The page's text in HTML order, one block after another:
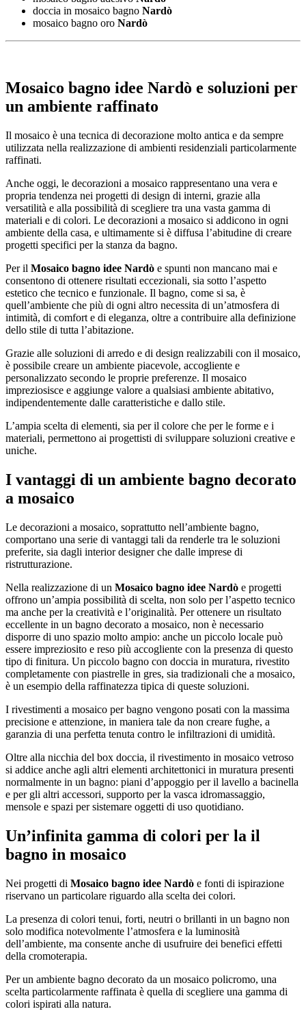
doccia in mosaico bagno Nardò
mosaico bagno oro Nardò
Mosaico bagno idee Nardò e soluzioni per
un ambiente raffinato
Il mosaico è una tecnica di decorazione molto antica e da sempre
utilizzata nella realizzazione di ambienti residenziali particolarmente
raffinati.
Anche oggi, le decorazioni a mosaico rappresentano una vera e
propria tendenza nei progetti di design di interni, grazie alla
versatilità e alla possibilità di scegliere tra una vasta gamma di
materiali e di colori. Le decorazioni a mosaico si addicono in ogni
ambiente della casa, e ultimamente si è diffusa l’abitudine di creare
progetti specifici per la stanza da bagno.
Per il Mosaico bagno idee Nardò e spunti non mancano mai e
consentono di ottenere risultati eccezionali, sia sotto l’aspetto
estetico che tecnico e funzionale. Il bagno, come si sa, è
quell’ambiente che più di ogni altro necessita di un’atmosfera di
intimità, di comfort e di eleganza, oltre a contribuire alla definizione
dello stile di tutta l’abitazione.
Grazie alle soluzioni di arredo e di design realizzabili con il mosaico,
è possibile creare un ambiente piacevole, accogliente e
personalizzato secondo le proprie preferenze. Il mosaico
impreziosisce e aggiunge valore a qualsiasi ambiente abitativo,
indipendentemente dalle caratteristiche e dallo stile.
L’ampia scelta di elementi, sia per il colore che per le forme e i
materiali, permettono ai progettisti di sviluppare soluzioni creative e
uniche.
I vantaggi di un ambiente bagno decorato
a mosaico
Le decorazioni a mosaico, soprattutto nell’ambiente bagno,
comportano una serie di vantaggi tali da renderle tra le soluzioni
preferite, sia dagli interior designer che dalle imprese di
ristrutturazione.
Nella realizzazione di un Mosaico bagno idee Nardò e progetti
offrono un’ampia possibilità di scelta, non solo per l’aspetto tecnico
ma anche per la creatività e l’originalità. Per ottenere un risultato
eccellente in un bagno decorato a mosaico, non è necessario
disporre di uno spazio molto ampio: anche un piccolo locale può
essere impreziosito e reso più accogliente con la presenza di questo
tipo di finitura. Un piccolo bagno con doccia in muratura, rivestito
completamente con piastrelle in gres, sia tradizionali che a mosaico,
è un esempio della raffinatezza tipica di queste soluzioni.
I rivestimenti a mosaico per bagno vengono posati con la massima
precisione e attenzione, in maniera tale da non creare fughe, a
garanzia di una perfetta tenuta contro le infiltrazioni di umidità.
Oltre alla nicchia del box doccia, il rivestimento in mosaico vetroso
si addice anche agli altri elementi architettonici in muratura presenti
normalmente in un bagno: piani d’appoggio per il lavello a bacinella
e per gli altri accessori, supporto per la vasca idromassaggio,
mensole e spazi per sistemare oggetti di uso quotidiano.
Un’infinita gamma di colori per la il
bagno in mosaico
Nei progetti di Mosaico bagno idee Nardò e fonti di ispirazione
riservano un particolare riguardo alla scelta dei colori.
La presenza di colori tenui, forti, neutri o brillanti in un bagno non
solo modifica notevolmente l’atmosfera e la luminosità
dell’ambiente, ma consente anche di usufruire dei benefici effetti
della cromoterapia.
Per un ambiente bagno decorato da un mosaico policromo, una
scelta particolarmente raffinata è quella di scegliere una gamma di
colori ispirati alla natura.